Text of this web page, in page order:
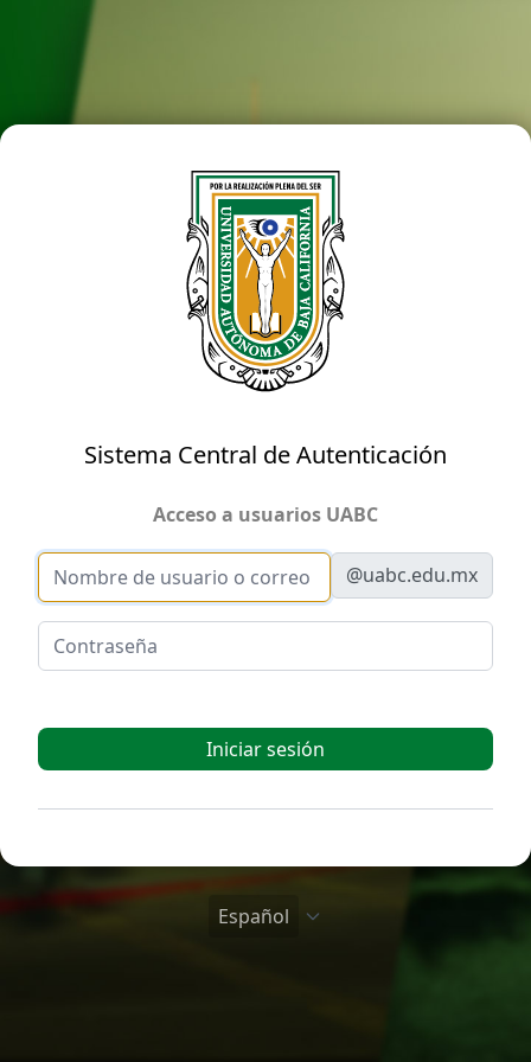
Sistema Central de Autenticación
Acceso a usuarios UABC
Nombre de usuario o correo electrónico
@uabc.edu.mx
Contraseña
Iniciar sesión
Español